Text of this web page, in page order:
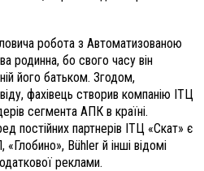
робота з Автоматизованою
родинна, бо свого часу він
його батьком. Згодом,
фахівець створив компанію ІТЦ
сегмента АПК в країні.
постійних партнерів ІТЦ «Скат» є
Bühler й інші відомі
реклами.